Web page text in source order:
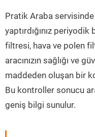
Pratik Araba servisinde
yaptırdığınız
filtresi, hava ve polen
aracınızın sağlığı ve
maddeden oluşan bir
Bu kontroller sonucu
geniş bilgi sunulur.